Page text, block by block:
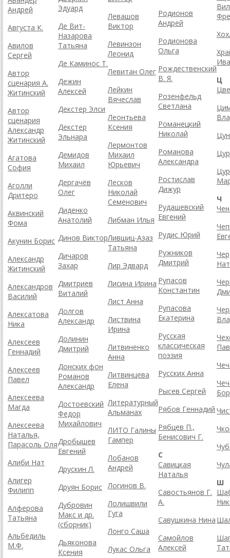
Андрей
Августа К.
Авилов
Сергей
Автор
сценария А.
Житинский
Автор
сценария
Александр
Житинский
Агатова
София
Аголли
Дритеро
Аквинский
Фома
Акунин Борис
Александр
Житинский
Александров
Василий
Алексатова
Ника
Алексеев
Геннадий
Алексеев
Павел
Алексеева
Магда
Алексеева
Наталья,
Парасоль Оля
Алиби Нат
Алигер
Филипп
Алферова
Татьяна
Альбедиль
М.Ф.
Эдуард
Де Вит-
Назарова
Татьяна
Де Каминос Т.
Дежин
Алексей
Декстер Элси
Декстер
Эльнара
Демидов
Михаил
Дергачёв
Олег
Диденко
Анатолий
Динов Виктор
Дичаров
Захар
Дмитриев
Виталий
Долгов
Александр
Долинин
Дмитрий
Донских фон
Романов
Александр
Достоевский
Федор
Михайлович
Дробышев
Евгений
Друскин Л.
Друян Борис
Дубровин
Макс и др.
(сборник)
Дьяконова
Ксения
Левашов
Виктор
Левинзон
Леонид
Левитан Олег
Лейкин
Вячеслав
Леонтьева
Ксения
Лермонтов
Михаил
Юрьевич
Лесков
Николай
Семенович
Либман Илья
Лившиц-Азаз
Татьяна
Лир Эдвард
Лисина Ирина
Лист Анна
Листвина
Ирина
Литвиненко
Анна
Литвинцева
Елена
Литературный
Альманах
ЛИТО Галины
Гампер
Лобанов
Андрей
Логинов В.
Лолишвили
Гуга
Лонго Саша
Лукас Ольга
Родионов
Андрей
Родионова
Ольга
Рождественский
В. Я.
Розенфельд
Светлана
Романецкий
Николай
Романова
Александра
Ростислав
Дижур
Рудашевский
Евгений
Рудис Юрий
Ружников
Дмитрий
Рупасов
Константин
Рупасова
Екатерина
Русская
классическая
поэзия
Русских Анна
Рысев Сергей
Рябов Геннадий
Рябцев П.,
Бенисович Г.
С
Савицкая
Наталья
Савостьянов Г.
А.
Савушкина Нина
Самойлов
Алексей
Ц
Ч
Ш